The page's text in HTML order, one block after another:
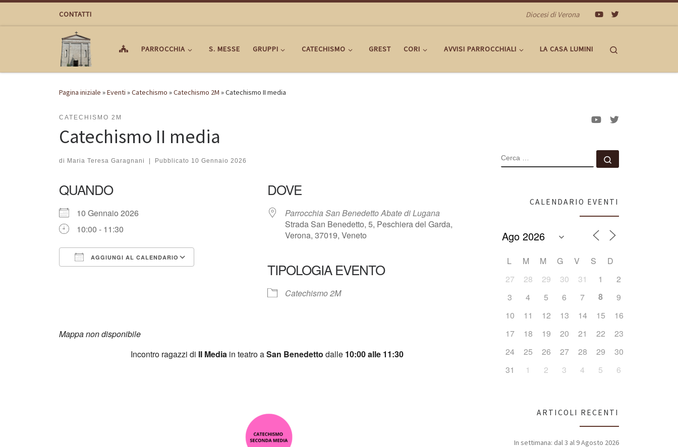
Passa al contenutoCONTATTI Diocesi di Verona
PARROCCHIA S. MESSE GRUPPI CATECHISMO GREST CORI AVVISI PARROCCHIALI LA CASA LUMINI
Pagina iniziale »Eventi »Catechismo »Catechismo 2M »Catechismo II media
CATECHISMO 2M
Catechismo II media
di Maria Teresa Garagnani Pubblicato 10 Gennaio 2026
QUANDO
10 Gennaio 2026
10:00 - 11:30
AGGIUNGI AL CALENDARIO
iCalendar Outlook Live
DOVE
Parrocchia San Benedetto Abate di Lugana
Strada San Benedetto, 5, Peschiera del Garda,
Verona, 37019, Veneto
TIPOLOGIA EVENTO
Catechismo 2M
Mappa non disponibile
Incontro ragazzi di II Media in teatro aSan Benedetto dalle 10:00 alle 11:30
CERCA
CALENDARIO EVENTI
L M M G V S
D
27
28 29 30 31 1
2
3
4 5 6 7 8
9
10
11 12 13 14 15
16
17
18 19 20 21 22
23
24
25 26 27 28 29
30
31
1 2 3 4 5 6
ARTICOLI RECENTI
In settimana: dal 3 al 9 Agosto 2026